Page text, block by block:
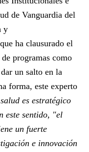
de Vanguardia del
y
ha clausurado el
programas como
dar un salto en la
forma, este experto
es estratégico
este sentido, "el
un fuerte
e innovación